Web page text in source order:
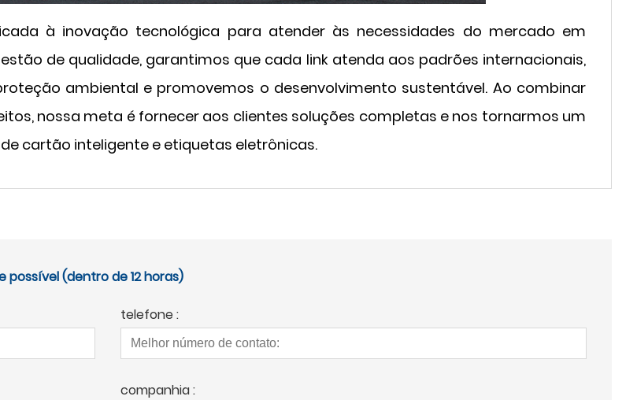
à inovação tecnológica para atender às necessidades do mercado em
de qualidade, garantimos que cada link atenda aos padrões internacionais,
ambiental e promovemos o desenvolvimento sustentável. Ao combinar
nossa meta é fornecer aos clientes soluções completas e nos tornarmos um
cartão inteligente e etiquetas eletrônicas.
(dentro de 12 horas)
telefone :
companhia :